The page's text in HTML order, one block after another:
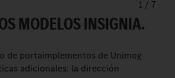
1 / 7
MODELOS INSIGNIA.
de portaimplementos de Unimog
adicionales: la dirección